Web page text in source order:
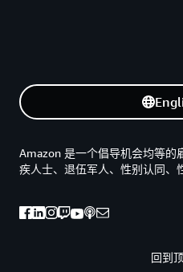
回到
Amazon 是一个倡导机会均等的
疾人士、退伍军人、性别认同、